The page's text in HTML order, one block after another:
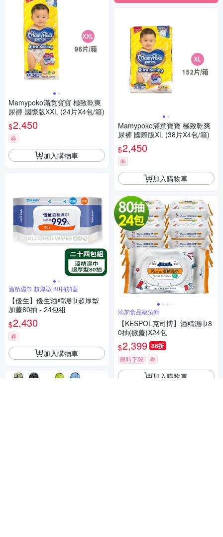
Mamypoko滿意寶寶 極致乾爽
尿褲 國際版XXL (24片X4包/箱)
$2,450
券
加入購物車
酒精濕巾 超厚型 80抽加蓋
【優生】優生酒精濕巾超厚型
加蓋80抽 - 24包組
$2,430
券
加入購物車
Mamypoko滿意寶寶 極致乾爽
尿褲 國際版XL (38片X4包/箱)
$2,450
券
加入購物車
添加食品級酒精
【KESPOL克司博】酒精濕巾8
0抽(掀蓋)X24包
$2,399 86折
限時下殺 券
加入購物車